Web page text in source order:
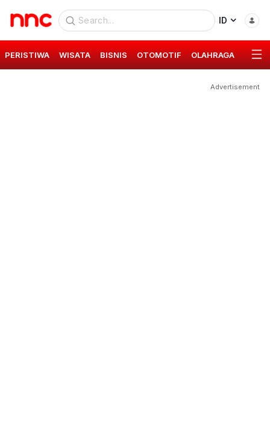
ID
PERISTIWA WISATA BISNIS OTOMOTIF OLAHRAGA GAYA
Advertisement